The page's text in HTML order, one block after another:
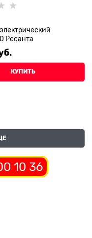
Ресанта
КУПИТЬ
10 36